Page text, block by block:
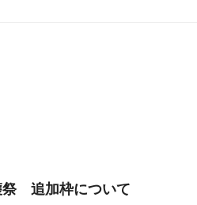
祭 追加枠について